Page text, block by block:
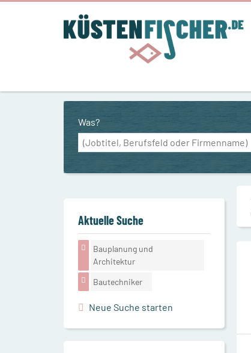
Was?
Aktuelle Suche
Bauplanung und
Architektur
Bautechniker
Neue Suche starten